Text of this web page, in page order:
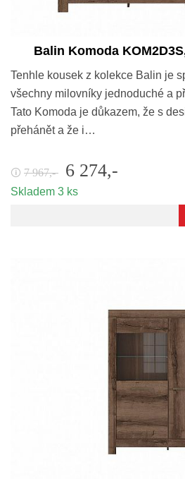
Balin Komoda
Tenhle kousek z kolekce Balin je
všechny milovníky jednoduché a
Tato Komoda je důkazem, že s
přehánět a že i…
🛈 7 967,- 6 274,-
Skladem 3 ks